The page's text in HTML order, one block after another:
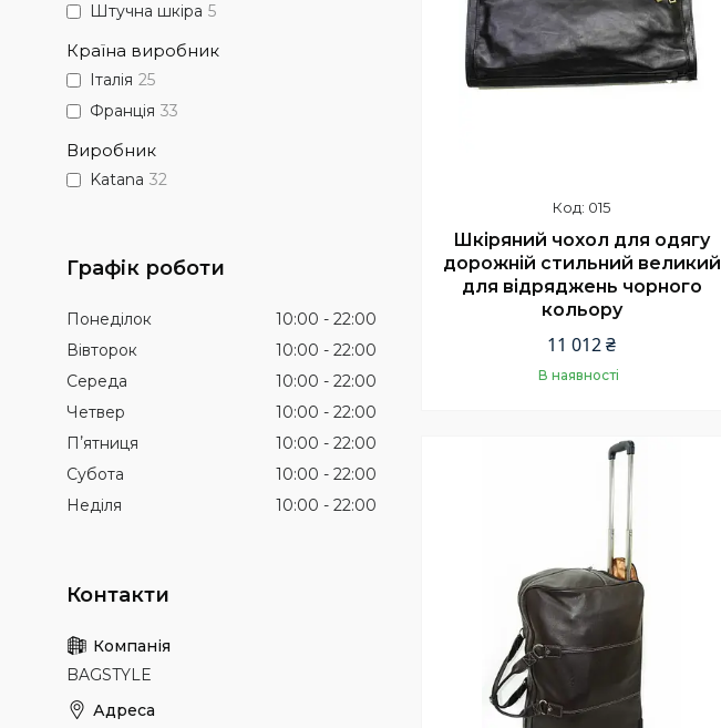
015
Шкіряний чохол для одягу
дорожній стильний великий
для відряджень чорного
кольору
11 012 ₴
В наявності
Купити
Штучна шкіра 5
Країна виробник
Італія 25
Франція 33
Виробник
Katana 32
Графік роботи
Понеділок 10:00
22:00
Вівторок
10:00
22:00
Середа
10:00
22:00
Четвер
10:00
22:00
Пʼятниця
10:00
22:00
Субота
10:00
22:00
Неділя
10:00 22:00
BAGSTYLE